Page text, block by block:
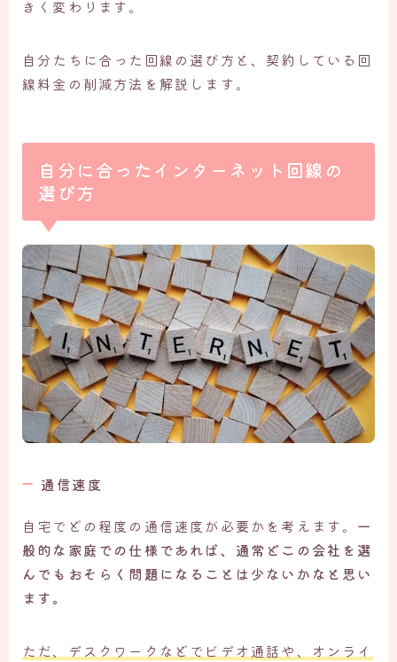
きく変わります。
自分たちに合った回線の選び方と、契約している回
線料金の削減方法を解説します。
自分に合ったインターネット回線の
選び方
通信速度
自宅でどの程度の通信速度が必要かを考えます。 一
般的な家庭での仕様であれば、通常どこの会社を選
んでもおそらく問題になることは少ないかなと思い
ます。
ただ、デスクワークなどでビデオ通話や、オンライ